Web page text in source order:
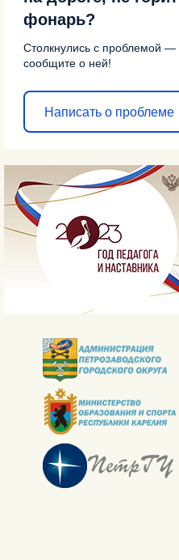
фонарь?
Столкнулись с проблемой —
сообщите о ней!
Написать о проблеме